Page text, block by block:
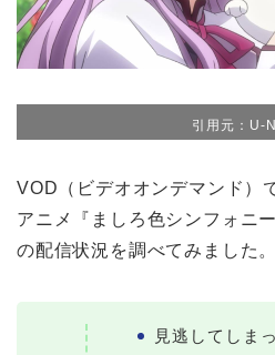
引用元：U-
VOD（ビデオオンデマンド）
アニメ『ましろ色シンフォニ
の配信状況を調べてみました。
見逃してしま